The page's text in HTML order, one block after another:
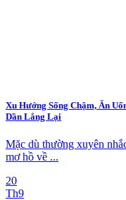
Xu Hướng Sống Chậm, Ăn
Dần Lắng Lại
Mặc dù thường xuyên
mơ hồ về ...
20
Th9